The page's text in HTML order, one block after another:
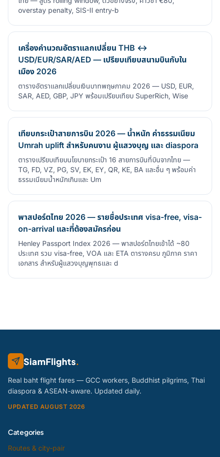
overstay penalty, SIS-II entry-b
เครื่องคำนวณอัตราแลกเปลี่ยน THB ↔
USD/EUR/SAR/AED — เปรียบเทียบสนามบินกับใน
เมือง 2026
ตารางอัตราแลกเปลี่ยนเงินบาทพฤษภาคม 2026 — USD, EUR,
SAR, AED, GBP, JPY พร้อมเปรียบเทียบ SuperRich, Wise
เทียบกระเป๋าสายการบิน 2026 — น้ำหนัก ค่าธรรมเนียม
Umrah uplift สำหรับคนงาน ผู้แสวงบุญ และ diaspora
ตารางเปรียบเทียบนโยบายกระเป๋า 16 สายการบินที่บินจากไทย —
TG, FD, VZ, PG, SV, EK, EY, QR, KE, BA และอื่น ๆ พร้อมค่า
ธรรมเนียมน้ำหนักเกินและ Um
พาสปอร์ตไทย 2026 — รายชื่อประเทศ visa-free, visa-
on-arrival และที่ต้องสมัครก่อน
Henley Passport Index 2026 — พาสปอร์ตไทยเข้าได้ ~80
ประเทศ รวม visa-free, VOA และ ETA ตารางครบ ภูมิภาค ราคา
เอกสาร สำหรับผู้แสวงบุญพุทธและ d
SiamFlights.
Real baht flight fares — GCC workers, Buddhist pilgrims, Thai
diaspora & ASEAN-aware. Updated daily.
UPDATED AUGUST 2026
Categories
Routes & city-pair